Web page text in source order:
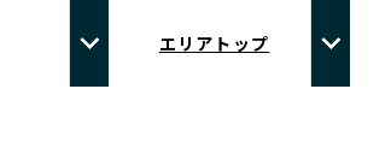
エリアトップ